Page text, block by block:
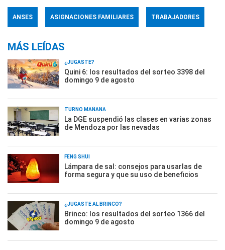
ANSES ASIGNACIONES FAMILIARES TRABAJADORES
MÁS LEÍDAS
¿JUGASTE?
Quini 6: los resultados del sorteo 3398 del
domingo 9 de agosto
TURNO MAÑANA
La DGE suspendió las clases en varias zonas
de Mendoza por las nevadas
FENG SHUI
Lámpara de sal: consejos para usarlas de
forma segura y que su uso de beneficios
¿JUGASTE AL BRINCO?
Brinco: los resultados del sorteo 1366 del
domingo 9 de agosto